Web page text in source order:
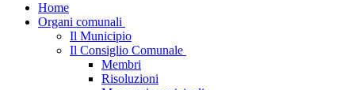
Home
Organi comunali
Il Municipio
Il Consiglio Comunale
Membri
Risoluzioni